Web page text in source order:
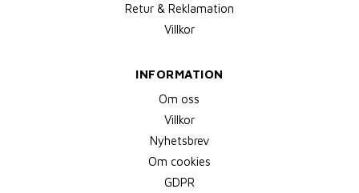
Retur & Reklamation
Villkor
INFORMATION
Om oss
Villkor
Nyhetsbrev
Om cookies
GDPR